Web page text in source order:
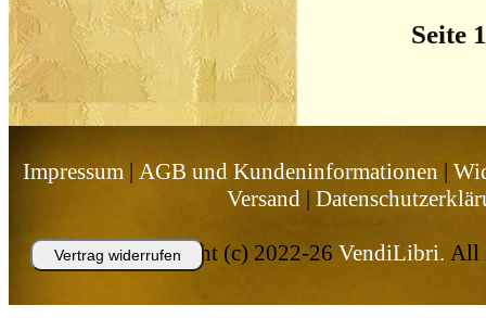
Seite
Impressum | AGB und Kundeninformationen |
Versand|
Copyright (c) 2022-26 VendiLibri. All
Vertrag widerrufen